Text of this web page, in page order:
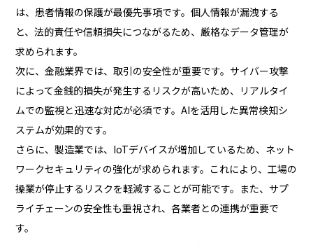
は、患者情報の保護が最優先事項です。個人情報が漏洩する
と、法的責任や信頼損失につながるため、厳格なデータ管理が
求められます。
次に、金融業界では、取引の安全性が重要です。サイバー攻撃
によって金銭的損失が発生するリスクが高いため、リアルタイ
ムでの監視と迅速な対応が必須です。AIを活用した異常検知シ
ステムが効果的です。
さらに、製造業では、IoTデバイスが増加しているため、ネット
ワークセキュリティの強化が求められます。これにより、工場の
操業が停止するリスクを軽減することが可能です。また、サプ
ライチェーンの安全性も重視され、各業者との連携が重要で
す。